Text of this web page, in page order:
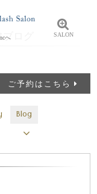
へ SALON
ログ
ご予約はこちら
Blog